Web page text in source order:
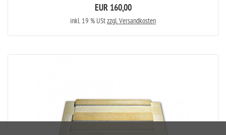
EUR 160,00
inkl. 19 % UStzzgl. Versandkosten